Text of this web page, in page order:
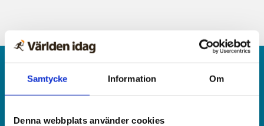
Samtycke Information Om
Denna webbplats använder cookies